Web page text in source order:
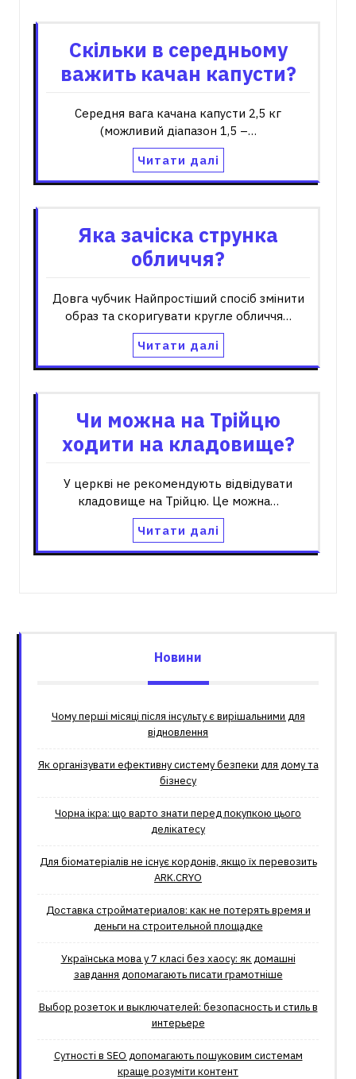
Скільки в середньому
важить качан капусти?
Середня вага качана капусти 2,5 кг
(можливий діапазон 1,5 –…
Читати далі
Яка зачіска струнка
обличчя?
Довга чубчик Найпростіший спосіб змінити
образ та скоригувати кругле обличчя…
Читати далі
Чи можна на Трійцю
ходити на кладовище?
У церкві не рекомендують відвідувати
кладовище на Трійцю. Це можна…
Читати далі
Новини
Чому перші місяці після інсульту є вирішальними для
відновлення
Як організувати ефективну систему безпеки для дому та
бізнесу
Чорна ікра: що варто знати перед покупкою цього
делікатесу
Для біоматеріалів не існує кордонів, якщо їх перевозить
ARK.CRYO
Доставка стройматериалов: как не потерять время и
деньги на строительной площадке
Українська мова у 7 класі без хаосу: як домашні
завдання допомагають писати грамотніше
Выбор розеток и выключателей: безопасность и стиль в
интерьере
Сутності в SEO допомагають пошуковим системам
краще розуміти контент